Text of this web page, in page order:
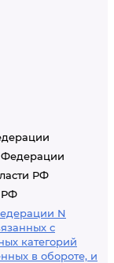
Федерации
РФ
РФ
N
с
категорий
в обороте, и